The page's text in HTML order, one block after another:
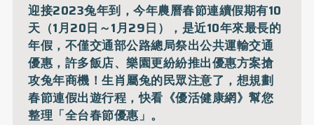
迎接2023兔年到，今年農曆春節連續假期有10
天（1月20日～1月29日），是近10年來最長的
年假，不僅交通部公路總局祭出公共運輸交通
優惠，許多飯店、樂園更紛紛推出優惠方案搶
攻兔年商機！生肖屬兔的民眾注意了，想規劃
春節連假出遊行程，快看《優活健康網》幫您
整理「全台春節優惠」。